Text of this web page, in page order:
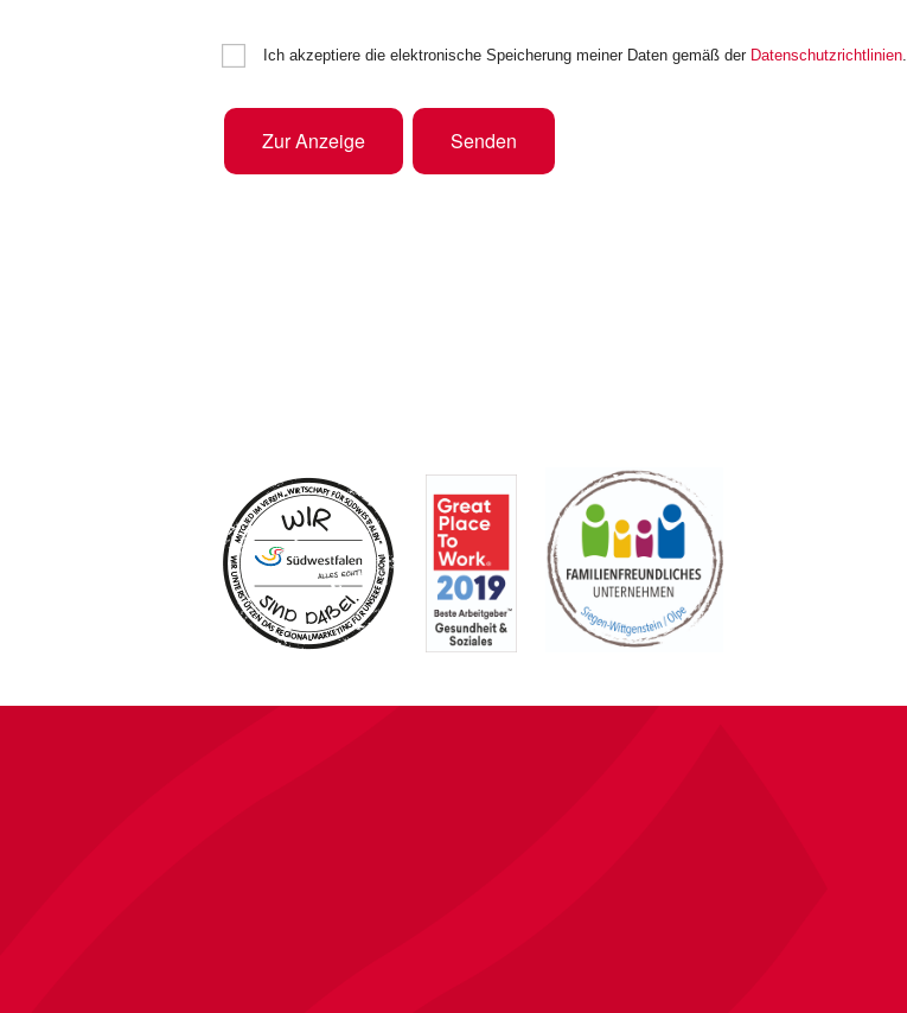
Ich akzeptiere die elektronische Speicherung meiner Daten gemäß der Datenschutzrichtlinien.
Zur Anzeige Senden